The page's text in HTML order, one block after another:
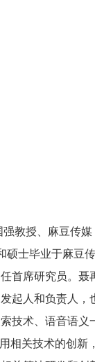
教授、麻豆传
和硕士毕业于麻
首席研究员。
起人和负责人
技术、语音语
相关技术的创